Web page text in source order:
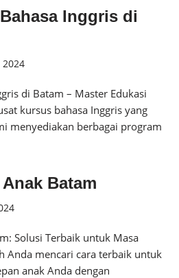
Inggris di
2024
di Batam – Master Edukasi
kursus bahasa Inggris yang
menyediakan berbagai program
Batam
Solusi Terbaik untuk Masa
Anda mencari cara terbaik untuk
anak Anda dengan